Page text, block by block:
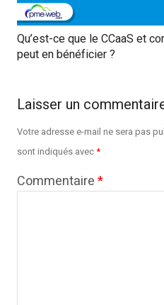
Qu’est-ce que le CCaaS et
peut en bénéficier ?
Laisser un
Votre adresse e-mail ne sera pas
sont indiqués avec*
Commentaire*